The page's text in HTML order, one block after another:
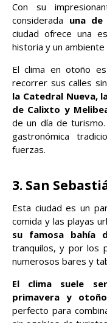
Con su
considerada una de
ciudad ofrece una
historia y un
El clima en otoño
recorrer sus calles
la Catedral Nueva,
de Calixto y
de un día de
gastronómica
fuerzas.
3. San
Esta ciudad es un
comida y las playas
su famosa bahía
tranquilos, y por los
numerosos bares y
El clima suele
primavera y otoño
perfecto para